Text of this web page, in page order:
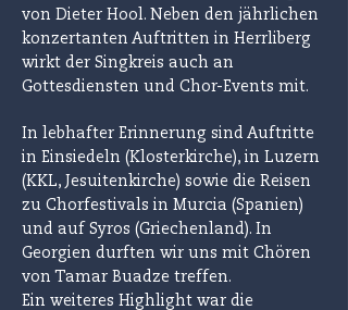
von Dieter Hool. Neben den jährlichen
konzertanten Auftritten in Herrliberg
wirkt der Singkreis auch an
Gottesdiensten und Chor-Events mit.
In lebhafter Erinnerung sind Auftritte
in Einsiedeln (Klosterkirche), in Luzern
(KKL, Jesuitenkirche) sowie die Reisen
zu Chorfestivals in Murcia (Spanien)
und auf Syros (Griechenland). In
Georgien durften wir uns mit Chören
von Tamar Buadze treffen.
Ein weiteres Highlight war die